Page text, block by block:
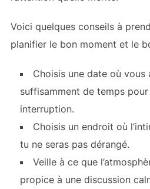
Voici quelques conseils à
planifier le bon moment et le
Choisis une date où vous
suffisamment de temps
interruption.
Choisis un endroit où
tu ne seras pas dérangé.
Veille à ce que
propice à une discussion